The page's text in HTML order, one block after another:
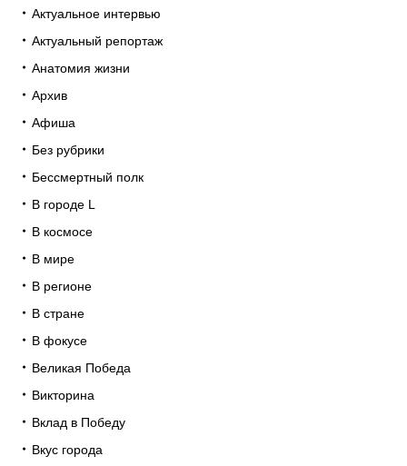
Актуальное интервью
Актуальный репортаж
Анатомия жизни
Архив
Афиша
Без рубрики
Бессмертный полк
В городе L
В космосе
В мире
В регионе
В стране
В фокусе
Великая Победа
Викторина
Вклад в Победу
Вкус города